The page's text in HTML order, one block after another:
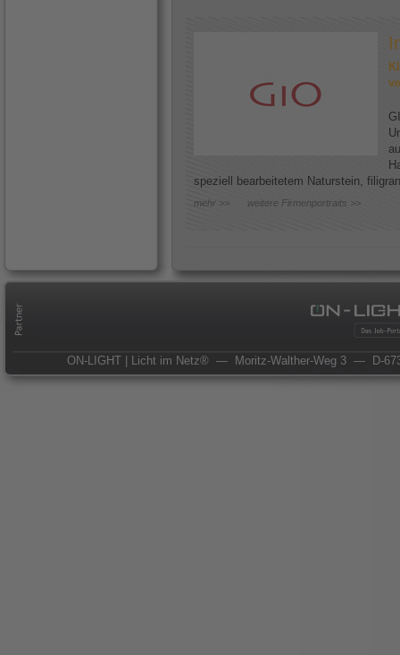
speziell bearbeitetem Naturstein,
mehr >> weitere Firmenportraits >>
ON-LIGHT | Licht im Netz® — Moritz-Walther-Weg 3 — D-